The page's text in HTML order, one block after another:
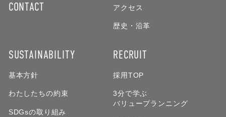
CONTACT
アクセス
歴史・沿革
SUSTAINABILITY
基本方針
わたしたちの約束
SDGsの取り組み
RECRUIT
採用TOP
3分で学ぶ
バリュープランニング